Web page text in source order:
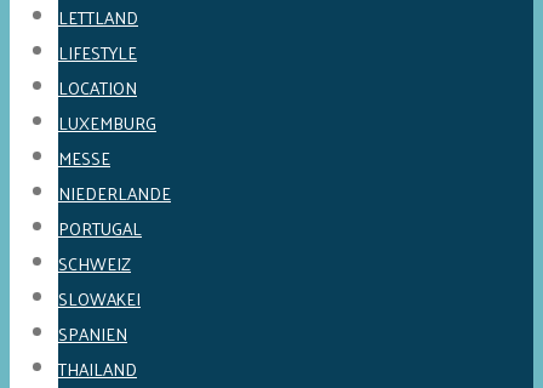
LETTLAND
LIFESTYLE
LOCATION
LUXEMBURG
MESSE
NIEDERLANDE
PORTUGAL
SCHWEIZ
SLOWAKEI
SPANIEN
THAILAND